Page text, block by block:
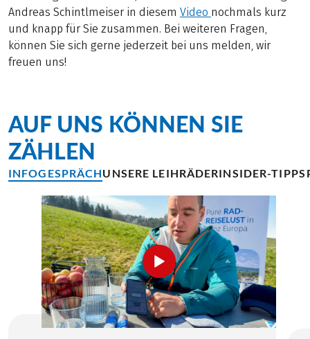
Andreas Schintlmeiser in diesem Video nochmals kurz
und knapp für Sie zusammen. Bei weiteren Fragen,
können Sie sich gerne jederzeit bei uns melden, wir
freuen uns!
AUF UNS KÖNNEN SIE
ZÄHLEN
INFOGESPRÄCHUNSERE LEIHRÄDERINSIDER-TIPPS